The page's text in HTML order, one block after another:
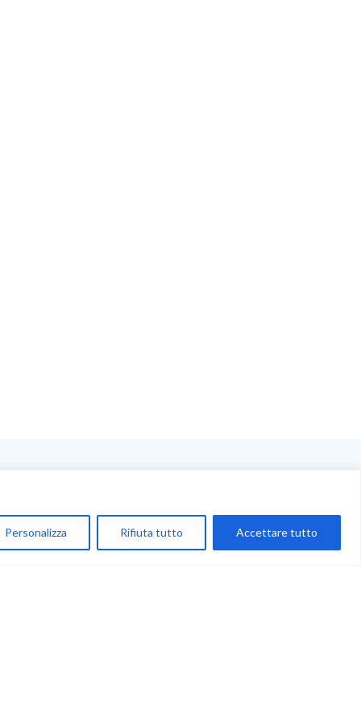
Personalizza Rifiuta tutto Accettare tutto
Account
Carrello